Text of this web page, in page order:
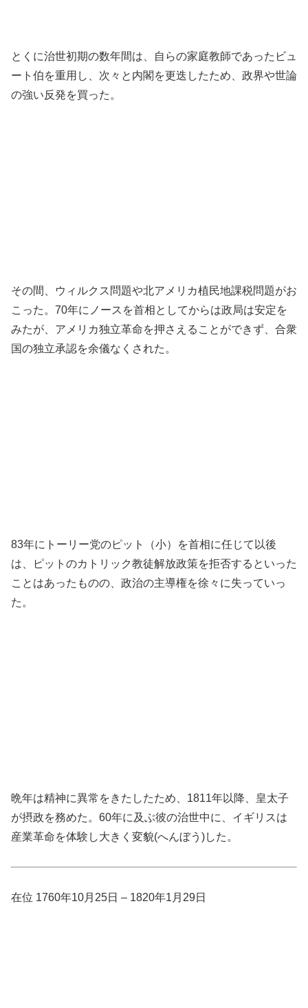
とくに治世初期の数年間は、自らの家庭教師であったビュ
ート伯を重用し、次々と内閣を更迭したため、政界や世論
の強い反発を買った。
その間、ウィルクス問題や北アメリカ植民地課税問題がお
こった。70年にノースを首相としてからは政局は安定を
みたが、アメリカ独立革命を押さえることができず、合衆
国の独立承認を余儀なくされた。
83年にトーリー党のピット（小）を首相に任じて以後
は、ピットのカトリック教徒解放政策を拒否するといった
ことはあったものの、政治の主導権を徐々に失っていっ
た。
晩年は精神に異常をきたしたため、1811年以降、皇太子
が摂政を務めた。60年に及ぶ彼の治世中に、イギリスは
産業革命を体験し大きく変貌(へんぼう)した。
在位 1760年10月25日 – 1820年1月29日